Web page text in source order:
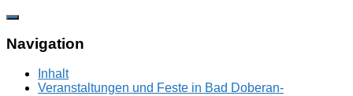
Zum
springen
Navigation
Inhalt
Veranstaltungen und Feste in Bad Doberan-